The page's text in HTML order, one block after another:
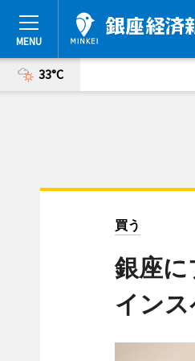
33°C
買う
銀座
インス